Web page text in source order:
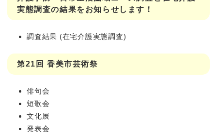
実態調査の結果をお知らせします！
調査結果 (在宅介護実態調査)
第21回 香美市芸術祭
俳句会
短歌会
文化展
発表会